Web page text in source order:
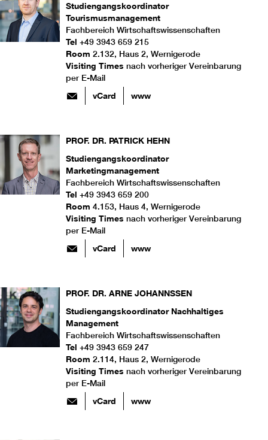
Studiengangskoordinator
Tourismusmanagement
Fachbereich Wirtschaftswissenschaften
Tel +49 3943 659 215
Room 2.132, Haus 2, Wernigerode
Visiting Times nach vorheriger Vereinbarung
per E-Mail
vCard www
PROF. DR. PATRICK HEHN
Studiengangskoordinator
Marketingmanagement
Fachbereich Wirtschaftswissenschaften
Tel +49 3943 659 200
Room 4.153, Haus 4, Wernigerode
Visiting Times nach vorheriger Vereinbarung
per E-Mail
vCard www
PROF. DR. ARNE JOHANNSSEN
Studiengangskoordinator Nachhaltiges
Management
Fachbereich Wirtschaftswissenschaften
Tel +49 3943 659 247
Room 2.114, Haus 2, Wernigerode
Visiting Times nach vorheriger Vereinbarung
per E-Mail
vCard www